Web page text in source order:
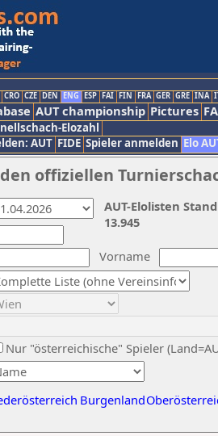
CRO CZE DEN ENG ESP FAI FIN FRA GER GRE INA
AUT championship Pictures
Elozahl
AUT FIDE Spieler anmelden Elo
offiziellen
Vorname
Nur "österreichische" Spieler
Burgenland
AUT-Elolisten
13.945